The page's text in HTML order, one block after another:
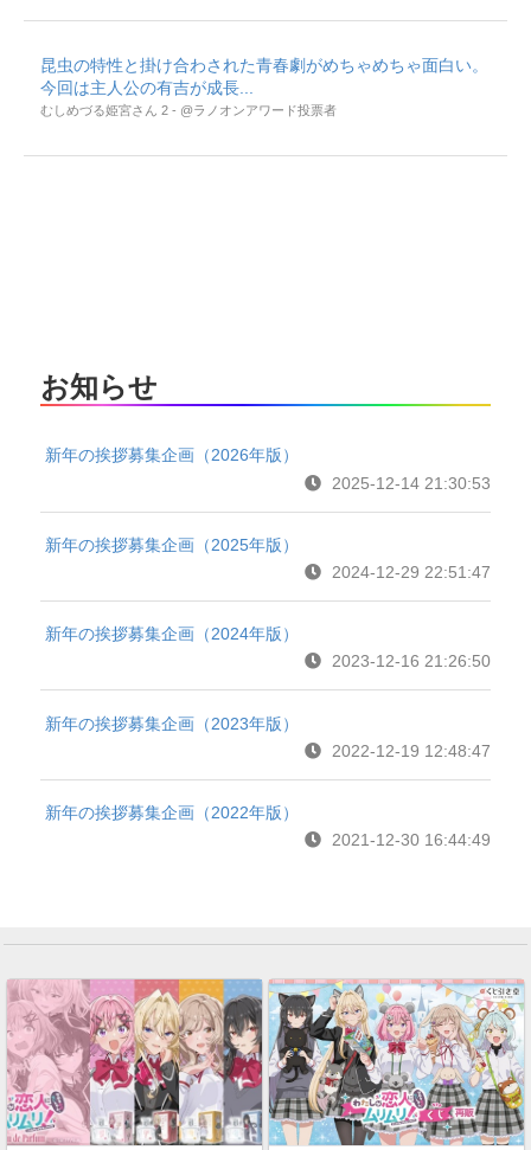
昆虫の特性と掛け合わされた青春劇がめちゃめちゃ面白い。
今回は主人公の有吉が成長...
むしめづる姫宮さん 2 - @ラノオンアワード投票者
お知らせ
新年の挨拶募集企画（2026年版）
2025-12-14 21:30:53
新年の挨拶募集企画（2025年版）
2024-12-29 22:51:47
新年の挨拶募集企画（2024年版）
2023-12-16 21:26:50
新年の挨拶募集企画（2023年版）
2022-12-19 12:48:47
新年の挨拶募集企画（2022年版）
2021-12-30 16:44:49